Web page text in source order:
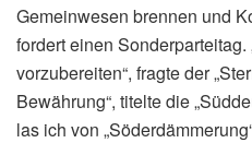
Gemeinwesen brennen und
fordert einen
vorzubereiten“, fragte der
Bewährung“, titelte die
las ich von